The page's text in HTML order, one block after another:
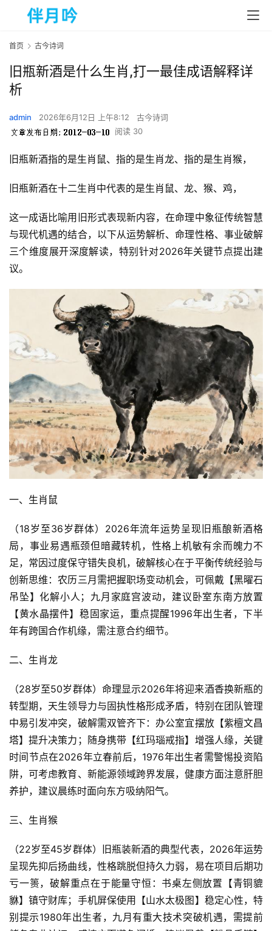
首页 古今诗词
旧瓶新酒是什么生肖,打一最佳成语解释详
析
admin 2026年6月12日 上午8:12
古今诗词
阅读 30
旧瓶新酒指的是生肖鼠、 指的是生肖龙、 指的是生肖猴，
旧瓶新酒在十二生肖中代表的是生肖鼠、龙、猴、鸡，
这一成语比喻用旧形式表现新内容，在命理中象征传统智慧
与现代机遇的结合，以下从运势解析、命理性格、事业破解
三个维度展开深度解读，特别针对2026年关键节点提出建
议。
一、生肖鼠
（18岁至36岁群体）2026年流年运势呈现旧瓶酿新酒格
局，事业易遇瓶颈但暗藏转机，性格上机敏有余而魄力不
足，常因过度保守错失良机，破解核心在于平衡传统经验与
创新思维：农历三月需把握职场变动机会，可佩戴【黑曜石
吊坠】化解小人；九月家庭宫波动，建议卧室东南方放置
【黄水晶摆件】稳固家运，重点提醒1996年出生者，下半
年有跨国合作机缘，需注意合约细节。
二、生肖龙
（28岁至50岁群体）命理显示2026年将迎来酒香换新瓶的
转型期，天生领导力与固执性格形成矛盾，特别在团队管理
中易引发冲突，破解需双管齐下：办公室宜摆放【紫檀文昌
塔】提升决策力；随身携带【红玛瑙戒指】增强人缘，关键
时间节点在2026年立春前后，1976年出生者需警惕投资陷
阱，可考虑教育、新能源领域跨界发展，健康方面注意肝胆
养护，建议晨练时面向东方吸纳阳气。
三、生肖猴
（22岁至45岁群体）旧瓶装新酒的典型代表，2026年运势
呈现先抑后扬曲线，性格跳脱但持久力弱，易在项目后期功
亏一篑，破解重点在于能量守恒：书桌左侧放置【青铜貔
貅】镇守财库；手机屏保使用【山水太极图】稳定心性，特
别提示1980年出生者，九月有重大技术突破机遇，需提前